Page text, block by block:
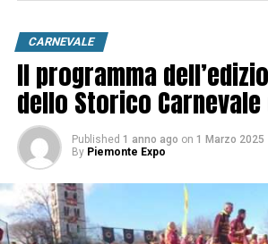
CARNEVALE
Il programma
dello Storico
Published 1 anno ago on 1 Marzo 2025
By Piemonte Expo